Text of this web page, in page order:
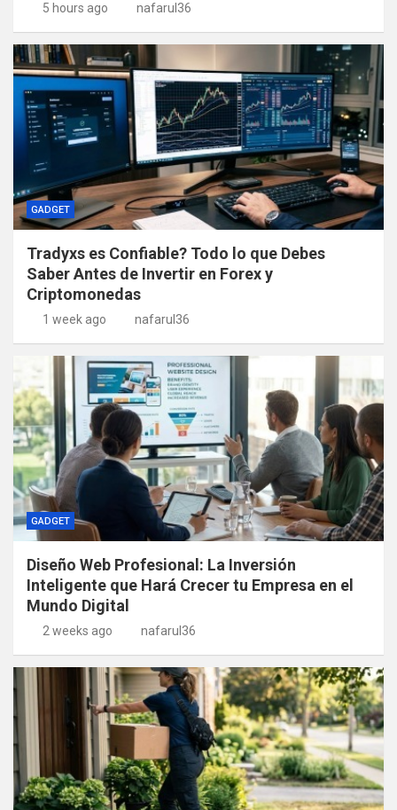
5 hours ago nafarul36
GADGET
Tradyxs es Confiable? Todo lo que Debes
Saber Antes de Invertir en Forex y
Criptomonedas
1 week ago nafarul36
GADGET
Diseño Web Profesional: La Inversión
Inteligente que Hará Crecer tu Empresa en el
Mundo Digital
2 weeks ago nafarul36